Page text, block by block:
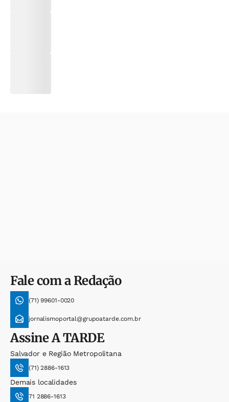
Fale com a Redação
(71) 99601-0020
jornalismoportal@grupoatarde.com.br
AssineA TARDE
Salvador e Região Metropolitana
(71) 2886-1613
Demais localidades
71 2886-1613